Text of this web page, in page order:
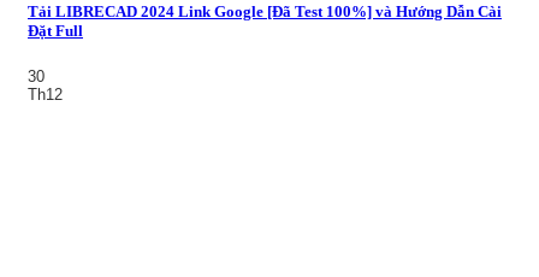
Tải LIBRECAD 2024 Link Google [Đã Test 100%] và Hướng Dẫn Cài
Đặt Full
30
Th12